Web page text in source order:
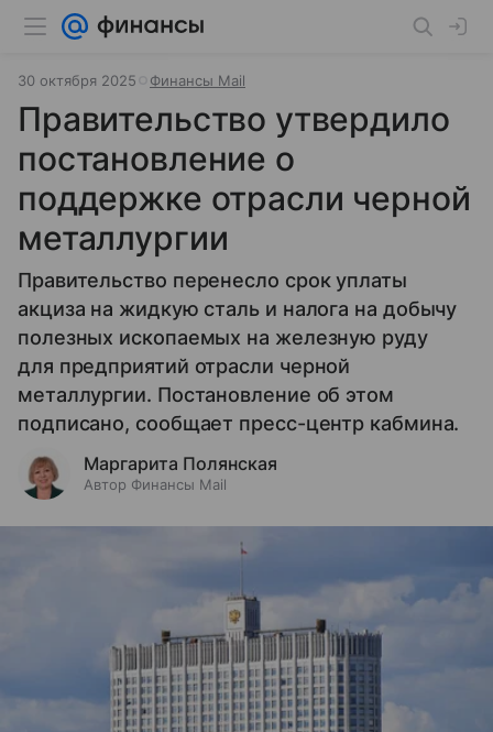
30 октября 2025 Финансы Mail
Правительство утвердило
постановление о
поддержке отрасли черной
металлургии
Правительство перенесло срок уплаты
акциза на жидкую сталь и налога на добычу
полезных ископаемых на железную руду
для предприятий отрасли черной
металлургии. Постановление об этом
подписано, сообщает пресс-центр кабмина.
Маргарита Полянская
Автор Финансы Mail